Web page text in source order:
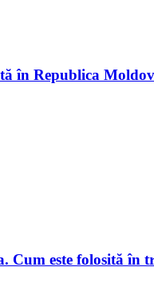
în Republica
Cum este folosită în